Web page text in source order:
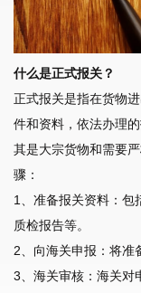
什么是正式报关？
正式报关是指在货物
件和资料，依法办理
其是大宗货物和需要
骤：
1、准备报关资料：包
质检报告等。
2、向海关申报：将准
3、海关审核：海关对